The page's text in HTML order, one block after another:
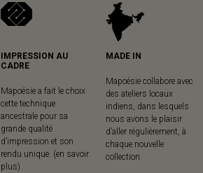
IMPRESSION AU
CADRE
Mapoésie a fait le choix
cette technique
ancestrale pour sa
grande qualité
d’impression et son
rendu unique. (en savoir
plus)
MADE IN
Mapoésie collabore avec
des ateliers locaux
indiens, dans lesquels
nous avons le plaisir
d’aller régulièrement, à
chaque nouvelle
collection.